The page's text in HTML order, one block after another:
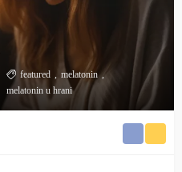
featured
melatonin
melatonin u hrani